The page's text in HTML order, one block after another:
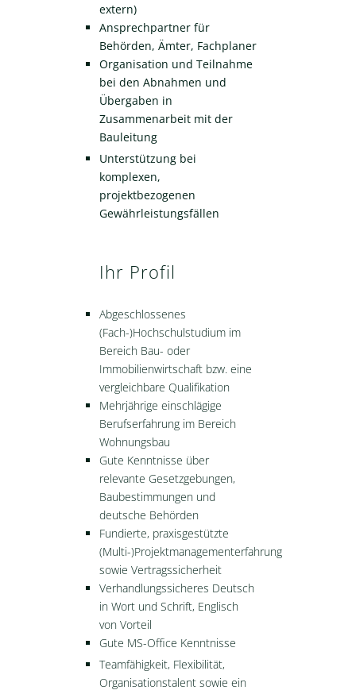
extern)
Ansprechpartner für
Behörden, Ämter, Fachplaner
Organisation und Teilnahme
bei den Abnahmen und
Übergaben in
Zusammenarbeit mit der
Bauleitung
Unterstützung bei
komplexen,
projektbezogenen
Gewährleistungsfällen
Ihr Profil
Abgeschlossenes
(Fach-)Hochschulstudium im
Bereich Bau- oder
Immobilienwirtschaft bzw. eine
vergleichbare Qualifikation
Mehrjährige einschlägige
Berufserfahrung im Bereich
Wohnungsbau
Gute Kenntnisse über
relevante Gesetzgebungen,
Baubestimmungen und
deutsche Behörden
Fundierte, praxisgestützte
(Multi-)Projektmanagementerfahrung
sowie Vertragssicherheit
Verhandlungssicheres Deutsch
in Wort und Schrift, Englisch
von Vorteil
Gute MS-Office Kenntnisse
Teamfähigkeit, Flexibilität,
Organisationstalent sowie ein